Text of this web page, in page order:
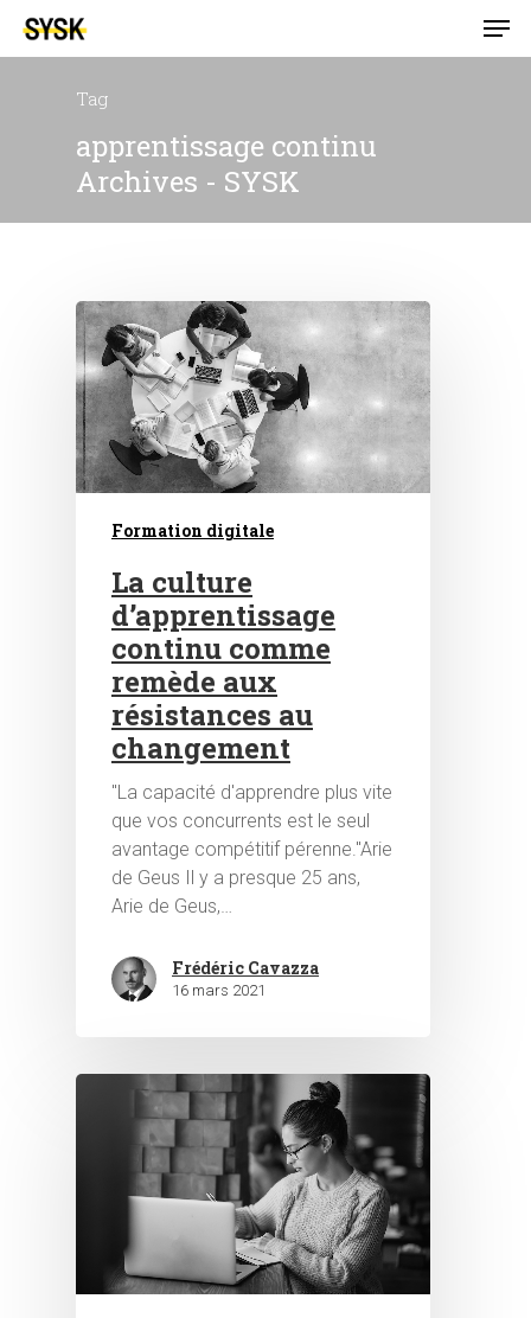
Hit enter to search or ESC to close
Tag
apprentissage continu
Archives - SYSK
Formation digitale
La culture
d’apprentissage
continu comme
remède aux
résistances au
changement
"La capacité d'apprendre plus vite
que vos concurrents est le seul
avantage compétitif pérenne."Arie
de Geus Il y a presque 25 ans,
Arie de Geus,…
Frédéric Cavazza
16 mars 2021